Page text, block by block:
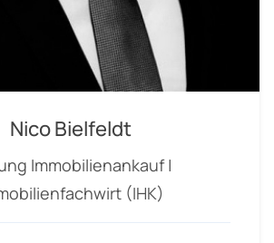
Nico Bielfeldt
Immobilienankauf |
(IHK)